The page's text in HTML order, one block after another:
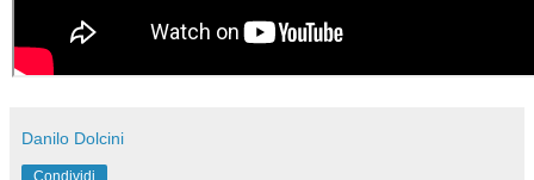
Danilo Dolcini
Condividi